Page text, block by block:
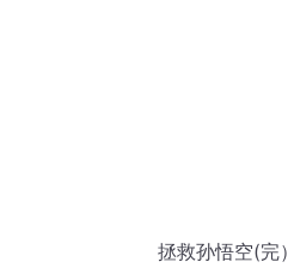
拯救孙悟空(完）